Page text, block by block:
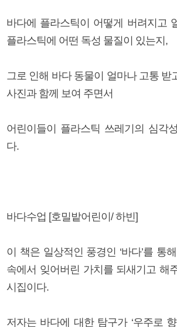
바다에 플라스틱이 어떻게 버려지고
플라스틱에 어떤 독성 물질이 있는지,
그로 인해 바다 동물이 얼마나 고통 받
사진과 함께 보여 주면서
어린이들이 플라스틱 쓰레기의 심각
다.
바다수업 [호밀밭어린이/ 하빈]
이 책은 일상적인 풍경인 ‘바다’를 통
속에서 잊어버린 가치를 되새기고 해
시집이다.
저자는 바다에 대한 탐구가 ‘우주로 향